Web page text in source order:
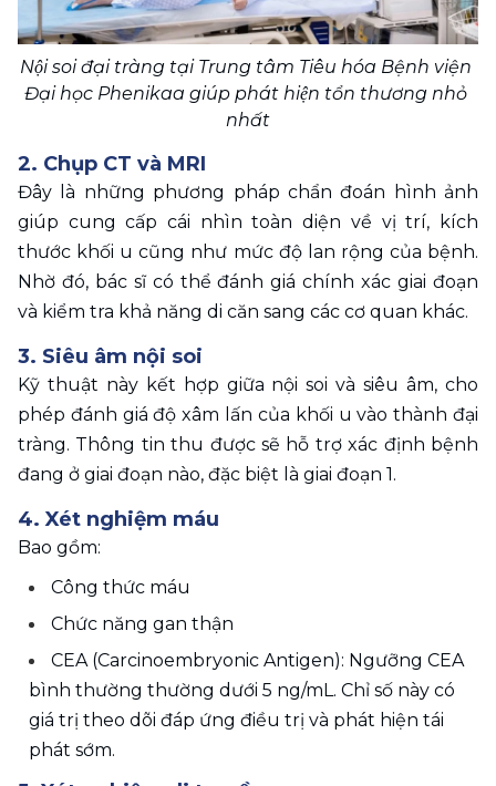
Nội soi đại tràng tại Trung tâm Tiêu hóa Bệnh viện
Đại học Phenikaa giúp phát hiện tổn thương nhỏ
nhất
2. Chụp CT và MRI
Đây là những phương pháp chẩn đoán hình ảnh
giúp cung cấp cái nhìn toàn diện về vị trí, kích
thước khối u cũng như mức độ lan rộng của bệnh.
Nhờ đó, bác sĩ có thể đánh giá chính xác giai đoạn
và kiểm tra khả năng di căn sang các cơ quan khác.
3. Siêu âm nội soi
Kỹ thuật này kết hợp giữa nội soi và siêu âm, cho
phép đánh giá độ xâm lấn của khối u vào thành đại
tràng. Thông tin thu được sẽ hỗ trợ xác định bệnh
đang ở giai đoạn nào, đặc biệt là giai đoạn 1.
4. Xét nghiệm máu
Bao gồm:
Công thức máu
Chức năng gan thận
CEA (Carcinoembryonic Antigen): Ngưỡng CEA
bình thường thường dưới 5 ng/mL. Chỉ số này có
giá trị theo dõi đáp ứng điều trị và phát hiện tái
phát sớm.